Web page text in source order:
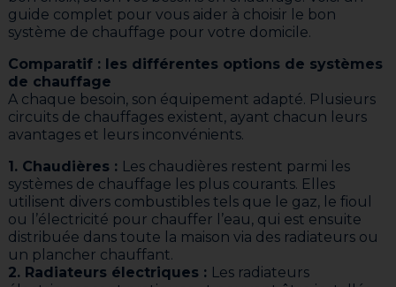
guide complet pour vous aider à choisir le bon
système de chauffage pour votre domicile.
Comparatif : les différentes options de systèmes
de chauffage
A chaque besoin, son équipement adapté. Plusieurs
circuits de chauffages existent, ayant chacun leurs
avantages et leurs inconvénients.
1. Chaudières : Les chaudières restent parmi les
systèmes de chauffage les plus courants. Elles
utilisent divers combustibles tels que le gaz, le fioul
ou l’électricité pour chauffer l’eau, qui est ensuite
distribuée dans toute la maison via des radiateurs ou
un plancher chauffant.
2. Radiateurs électriques : Les radiateurs